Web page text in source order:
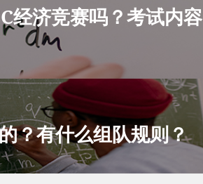
经济竞赛吗？考试内容
？有什么组队规则？